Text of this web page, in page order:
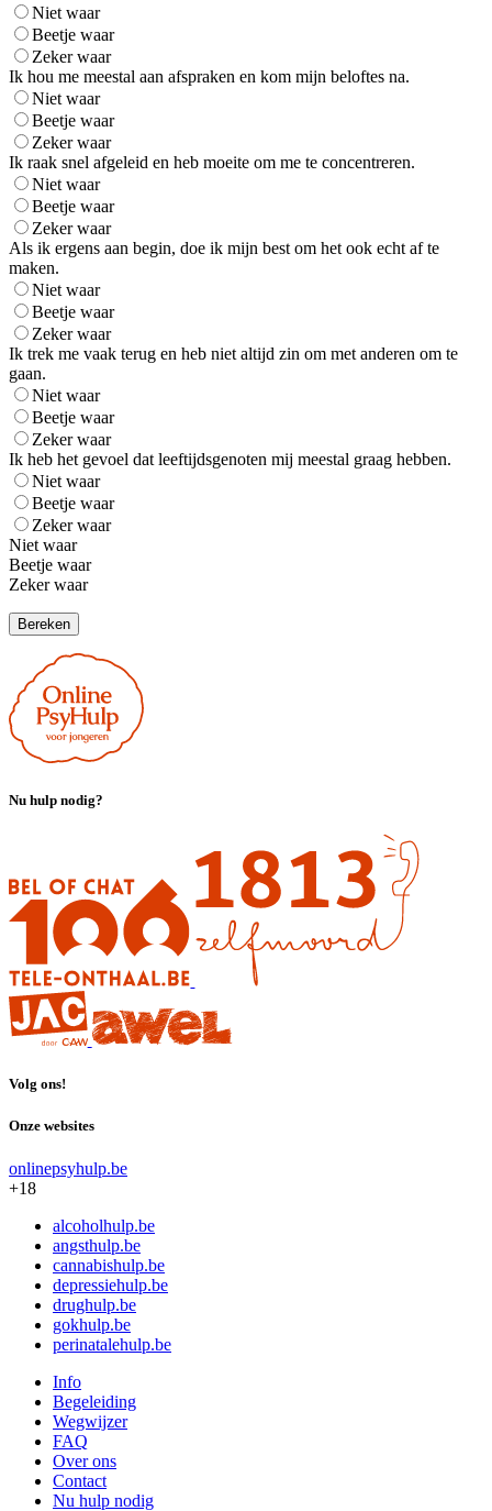
Niet waar
Beetje waar
Zeker waar
Ik hou me meestal aan afspraken en kom mijn beloftes na.
Niet waar
Beetje waar
Zeker waar
Ik raak snel afgeleid en heb moeite om me te concentreren.
Niet waar
Beetje waar
Zeker waar
Als ik ergens aan begin, doe ik mijn best om het ook echt af te
maken.
Niet waar
Beetje waar
Zeker waar
Ik trek me vaak terug en heb niet altijd zin om met anderen om te
gaan.
Niet waar
Beetje waar
Zeker waar
Ik heb het gevoel dat leeftijdsgenoten mij meestal graag hebben.
Niet waar
Beetje waar
Zeker waar
Niet waar
Beetje waar
Zeker waar
Bereken
Nu hulp nodig?
Volg ons!
Onze websites
onlinepsyhulp.be
+18
alcoholhulp.be
angsthulp.be
cannabishulp.be
depressiehulp.be
drughulp.be
gokhulp.be
perinatalehulp.be
Info
Begeleiding
Wegwijzer
FAQ
Over ons
Contact
Nu hulp nodig